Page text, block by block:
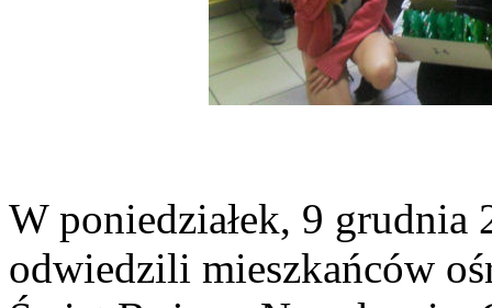
W poniedziałek, 9 grudnia
odwiedzili mieszkańców